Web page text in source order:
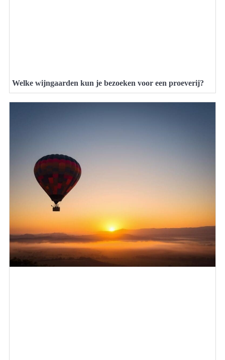
Welke wijngaarden kun je bezoeken voor een proeverij?